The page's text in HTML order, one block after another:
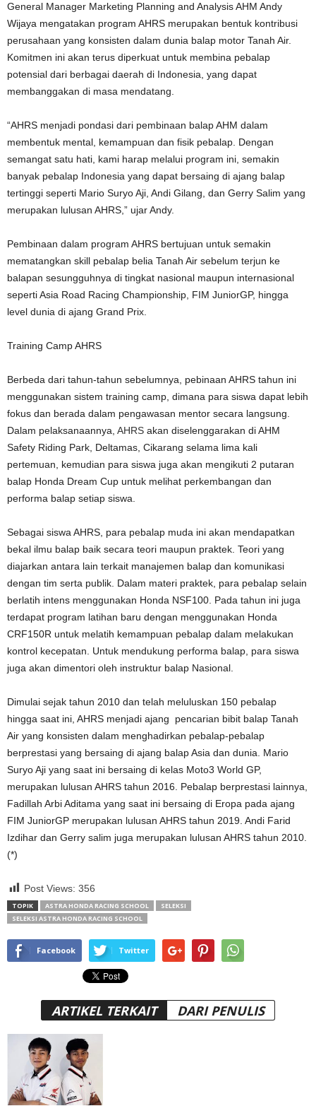
General Manager Marketing Planning and Analysis AHM Andy
Wijaya mengatakan program AHRS merupakan bentuk kontribusi
perusahaan yang konsisten dalam dunia balap motor Tanah Air.
Komitmen ini akan terus diperkuat untuk membina pebalap
potensial dari berbagai daerah di Indonesia, yang dapat
membanggakan di masa mendatang.
“AHRS menjadi pondasi dari pembinaan balap AHM dalam
membentuk mental, kemampuan dan fisik pebalap. Dengan
semangat satu hati, kami harap melalui program ini, semakin
banyak pebalap Indonesia yang dapat bersaing di ajang balap
tertinggi seperti Mario Suryo Aji, Andi Gilang, dan Gerry Salim yang
merupakan lulusan AHRS,” ujar Andy.
Pembinaan dalam program AHRS bertujuan untuk semakin
mematangkan skill pebalap belia Tanah Air sebelum terjun ke
balapan sesungguhnya di tingkat nasional maupun internasional
seperti Asia Road Racing Championship, FIM JuniorGP, hingga
level dunia di ajang Grand Prix.
Training Camp AHRS
Berbeda dari tahun-tahun sebelumnya, pebinaan AHRS tahun ini
menggunakan sistem training camp, dimana para siswa dapat lebih
fokus dan berada dalam pengawasan mentor secara langsung.
Dalam pelaksanaannya, AHRS akan diselenggarakan di AHM
Safety Riding Park, Deltamas, Cikarang selama lima kali
pertemuan, kemudian para siswa juga akan mengikuti 2 putaran
balap Honda Dream Cup untuk melihat perkembangan dan
performa balap setiap siswa.
Sebagai siswa AHRS, para pebalap muda ini akan mendapatkan
bekal ilmu balap baik secara teori maupun praktek. Teori yang
diajarkan antara lain terkait manajemen balap dan komunikasi
dengan tim serta publik. Dalam materi praktek, para pebalap selain
berlatih intens menggunakan Honda NSF100. Pada tahun ini juga
terdapat program latihan baru dengan menggunakan Honda
CRF150R untuk melatih kemampuan pebalap dalam melakukan
kontrol kecepatan. Untuk mendukung performa balap, para siswa
juga akan dimentori oleh instruktur balap Nasional.
Dimulai sejak tahun 2010 dan telah meluluskan 150 pebalap
hingga saat ini, AHRS menjadi ajang pencarian bibit balap Tanah
Air yang konsisten dalam menghadirkan pebalap-pebalap
berprestasi yang bersaing di ajang balap Asia dan dunia. Mario
Suryo Aji yang saat ini bersaing di kelas Moto3 World GP,
merupakan lulusan AHRS tahun 2016. Pebalap berprestasi lainnya,
Fadillah Arbi Aditama yang saat ini bersaing di Eropa pada ajang
FIM JuniorGP merupakan lulusan AHRS tahun 2019. Andi Farid
Izdihar dan Gerry salim juga merupakan lulusan AHRS tahun 2010.
(*)
Post Views: 356
TOPIK ASTRA HONDA RACING SCHOOL
SELEKSI
SELEKSI ASTRA HONDA RACING SCHOOL
Facebook Twitter
ARTIKEL TERKAIT DARI PENULIS